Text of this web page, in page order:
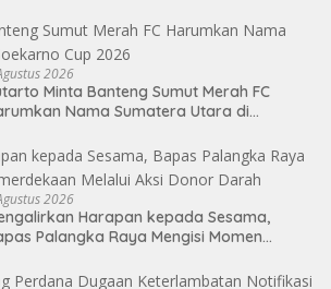
2026
Minta Banteng Sumut Merah FC
Nama Sumatera Utara di
2026
Harapan kepada Sesama,
Palangka Raya Mengisi Momen